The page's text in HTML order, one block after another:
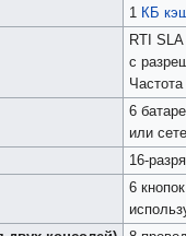
1 КБ
RTI
с
6
или
16-
6